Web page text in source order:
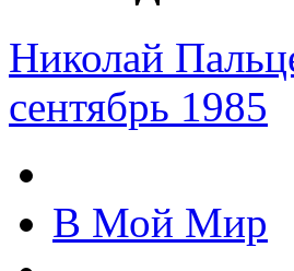
Николай
сентябрь 1985
В Мой Мир